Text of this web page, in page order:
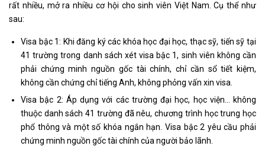
rất nhiều, mở ra nhiều cơ hội cho sinh viên Việt Nam. Cụ thể như
sau:
Visa bậc 1: Khi đăng ký các khóa học đại học, thạc sỹ, tiến sỹ tại
41 trường trong danh sách xét visa bậc 1, sinh viên không cần
phải chứng minh nguồn gốc tài chính, chỉ cần sổ tiết kiệm,
không cần chứng chỉ tiếng Anh, không phỏng vấn xin visa.
Visa bậc 2: Áp dụng với các trường đại học, học viện… không
thuộc danh sách 41 trường đã nêu, chương trình học trung học
phổ thông và một số khóa ngắn hạn. Visa bậc 2 yêu cầu phải
chứng minh nguồn gốc tài chính của người bảo lãnh.